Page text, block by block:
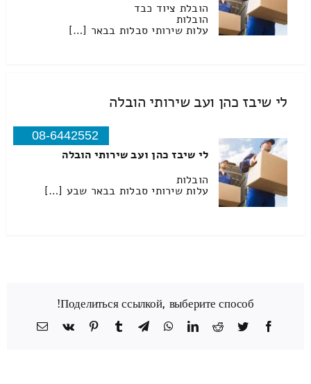
הובלת ציוד כבד
הובלות
עלות שירותי סבלות בבאר […]
לי שיבז כהן ועב שירותי הובלה
08-6442552
לי שיבז כהן ועב שירותי הובלה
הובלות
עלות שירותי סבלות בבאר שבע […]
Поделиться ссылкой, выберите способ!
Facebook
Twitter
Reddit
LinkedIn
WhatsApp
Telegram
Tumblr
Pinterest
Vk
כתובת